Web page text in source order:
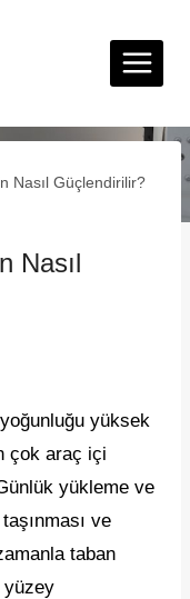
Nasıl Güçlendirilir?
Nasıl
yüksek
çok araç içi
yükleme ve
ve
taban
yüzey